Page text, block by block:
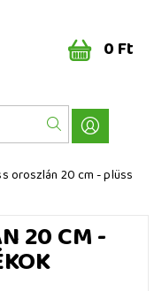
0 Ft
oroszlán 20 cm - plüss
20 CM -